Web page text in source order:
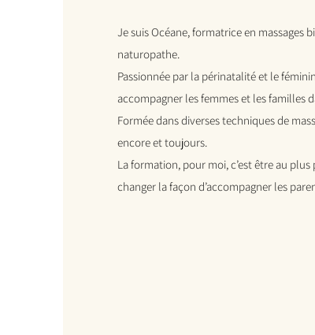
Je suis Océane, formatrice en
naturopathe.
Passionnée par la périnatalité et le
accompagner les femmes et les familles
Formée dans diverses techniques de
encore et toujours.
La formation, pour moi, c’est être au
changer la façon d’accompagner les